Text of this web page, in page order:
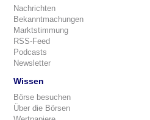
Nachrichten
Bekanntmachungen
Marktstimmung
RSS-Feed
Podcasts
Newsletter
Wissen
Börse besuchen
Über die Börsen